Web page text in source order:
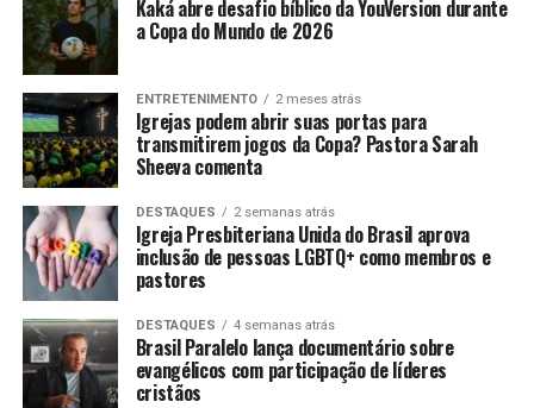
Kaká abre desafio bíblico da YouVersion durante
a Copa do Mundo de 2026
ENTRETENIMENTO 2 meses atrás
Igrejas podem abrir suas portas para
transmitirem jogos da Copa? Pastora Sarah
Sheeva comenta
DESTAQUES 2 semanas atrás
Igreja Presbiteriana Unida do Brasil aprova
inclusão de pessoas LGBTQ+ como membros e
pastores
DESTAQUES 4 semanas atrás
Brasil Paralelo lança documentário sobre
evangélicos com participação de líderes
cristãos